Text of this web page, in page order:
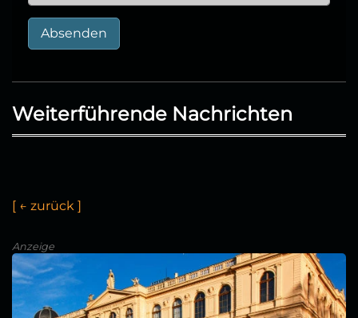
Absenden
Weiterführende Nachrichten
[ ← zurück ]
Anzeige